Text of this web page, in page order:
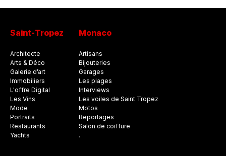
Saint-Tropez
Architecte
Arts & Déco
Galerie d’art
Immobiliers
L'offre Digital
Les Vins
Mode
Portraits
Restaurants
Yachts
Monaco
Artisans
Bijouteries
Garages
Les plages
Interviews
Les voiles de Saint Tropez
Motos
Reportages
Salon de coiffure
.